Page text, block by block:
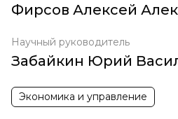
Фирсов Алексей
Научный руководитель
Забайкин Юрий
Экономика и управление